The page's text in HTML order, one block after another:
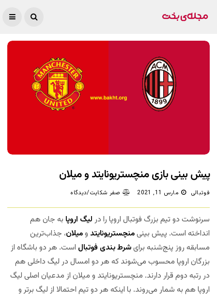
پیش بینی بازی منچستریونایتد و میلان
فوتبالی مارس 11, 2021 صفر شکایت/دیدگاه
سرنوشت دو تیم بزرگ فوتبال اروپا را در لیگ اروپا به جان هم
انداخته است. پیش بینیمنچستریونایتد ومیلان، جذاب‌ترین
مسابقه روز پنج‌شنبه برایشرط بندی فوتبال است. هر دو باشگاه از
بزرگان اروپا محسوب می‌شوند که هر دو امسال در لیگ‌ داخلی هم
در رتبه دوم قرار دارند. منچستریونایتد و میلان از مدعیان اصلی لیگ
اروپا هم به شمار می‌روند. با اینکه هر دو تیم احتمالا از لیگ برتر و